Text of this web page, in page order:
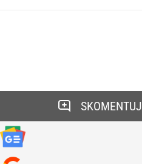
SKOMENTUJ